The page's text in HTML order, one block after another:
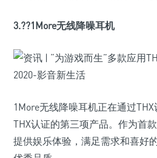
3.??1More无线降噪耳机
1More无线降噪耳机正在通过
THX认证的第三项产品。作为首
提供娱乐体验，满足需求和喜好